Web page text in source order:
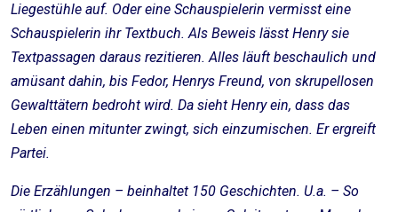
Liegestühle auf. Oder eine Schauspielerin vermisst eine
Schauspielerin ihr Textbuch. Als Beweis lässt Henry sie
Textpassagen daraus rezitieren. Alles läuft beschaulich und
amüsant dahin, bis Fedor, Henrys Freund, von skrupellosen
Gewalttätern bedroht wird. Da sieht Henry ein, dass das
Leben einen mitunter zwingt, sich einzumischen. Er ergreift
Partei.
Die Erzählungen – beinhaltet 150 Geschichten. U.a. – So